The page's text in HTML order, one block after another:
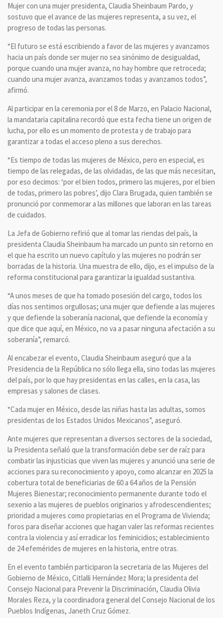
Mujer con una mujer presidenta, Claudia Sheinbaum Pardo, y
sostuvo que el avance de las mujeres representa, a su vez, el
progreso de todas las personas.
“El futuro se está escribiendo a favor de las mujeres y avanzamos
hacia un país donde ser mujer no sea sinónimo de desigualdad,
porque cuando una mujer avanza, no hay hombre que retroceda;
cuando una mujer avanza, avanzamos todas y avanzamos todos”,
afirmó.
Al participar en la ceremonia por el 8 de Marzo, en Palacio Nacional,
la mandataria capitalina recordó que esta fecha tiene un origen de
lucha, por ello es un momento de protesta y de trabajo para
garantizar a todas el acceso pleno a sus derechos.
“Es tiempo de todas las mujeres de México, pero en especial, es
tiempo de las relegadas, de las olvidadas, de las que más necesitan,
por eso decimos: ‘por el bien todos, primero las mujeres, por el bien
de todas, primero las pobres’, dijo Clara Brugada, quien también se
pronunció por conmemorar a las millones que laboran en las tareas
de cuidados.
La Jefa de Gobierno refirió que al tomar las riendas del país, la
presidenta Claudia Sheinbaum ha marcado un punto sin retorno en
el que ha escrito un nuevo capítulo y las mujeres no podrán ser
borradas de la historia. Una muestra de ello, dijo, es el impulso de la
reforma constitucional para garantizar la igualdad sustantiva.
“A unos meses de que ha tomado posesión del cargo, todos los
días nos sentimos orgullosas; una mujer que defiende a las mujeres
y que defiende la soberanía nacional, que defiende la economía y
que dice que aquí, en México, no va a pasar ninguna afectación a su
soberanía”, remarcó.
Al encabezar el evento, Claudia Sheinbaum aseguró que a la
Presidencia de la República no sólo llega ella, sino todas las mujeres
del país, por lo que hay presidentas en las calles, en la casa, las
empresas y salones de clases.
“Cada mujer en México, desde las niñas hasta las adultas, somos
presidentas de los Estados Unidos Mexicanos”, aseguró.
Ante mujeres que representan a diversos sectores de la sociedad,
la Presidenta señaló que la transformación debe ser de raíz para
combatir las injusticias que viven las mujeres y anunció una serie de
acciones para su reconocimiento y apoyo, como alcanzar en 2025 la
cobertura total de beneficiarias de 60 a 64 años de la Pensión
Mujeres Bienestar; reconocimiento permanente durante todo el
sexenio a las mujeres de pueblos originarios y afrodescendientes;
prioridad a mujeres como propietarias en el Programa de Vivienda;
foros para diseñar acciones que hagan valer las reformas recientes
contra la violencia y así erradicar los feminicidios; establecimiento
de 24 efemérides de mujeres en la historia, entre otras.
En el evento también participaron la secretaria de las Mujeres del
Gobierno de México, Citlalli Hernández Mora; la presidenta del
Consejo Nacional para Prevenir la Discriminación, Claudia Olivia
Morales Reza, y la coordinadora general del Consejo Nacional de los
Pueblos Indígenas, Janeth Cruz Gómez.